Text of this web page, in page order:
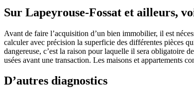
Sur Lapeyrouse-Fossat et ailleurs,
Avant de faire l’acquisition d’un bien immobilier, il est
calculer avec précision la superficie des différentes pièces
dangereuse, c’est la raison pour laquelle il sera obligatoire
usées avant une transaction. Les maisons et appartements
D’autres diagnostics